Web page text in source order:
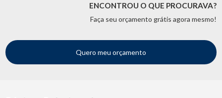
ENCONTROU O QUE PROCURAVA?
Faça seu orçamento grátis agora mesmo!
Quero meu orçamento